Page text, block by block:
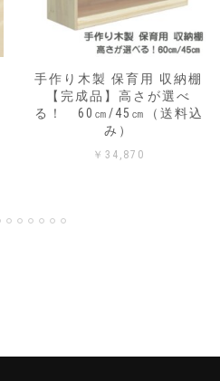
手作り木製 保育用 収納棚
【完成品】高さが選べ
る！ 60㎝/45㎝（送料込
み）
￥ 34,870